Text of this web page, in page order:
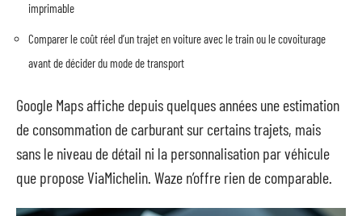
imprimable
Comparer le coût réel d’un trajet en voiture avec le train ou le covoiturage
avant de décider du mode de transport
Google Maps affiche depuis quelques années une estimation
de consommation de carburant sur certains trajets, mais
sans le niveau de détail ni la personnalisation par véhicule
que propose ViaMichelin. Waze n’offre rien de comparable.